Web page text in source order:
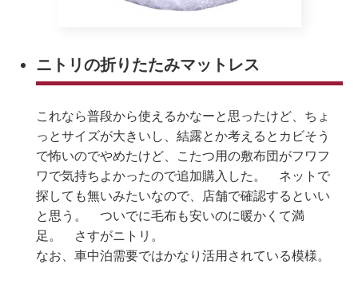
ニトリの折りたたみマットレス
これなら普段から使えるかなーと思ったけど、ちょ
っとサイズが大きいし、結露とか考えるとカビそう
で怖いのでやめたけど、こたつ用の敷布団がフワフ
ワで気持ちよかったので追加購入した。 ネットで
探しても無いみたいなので、店舗で確認するといい
と思う。 ついでに毛布も安いのに暖かくて満
足。 さすがニトリ。
なお、車中泊需要ではかなり活用されている模様。